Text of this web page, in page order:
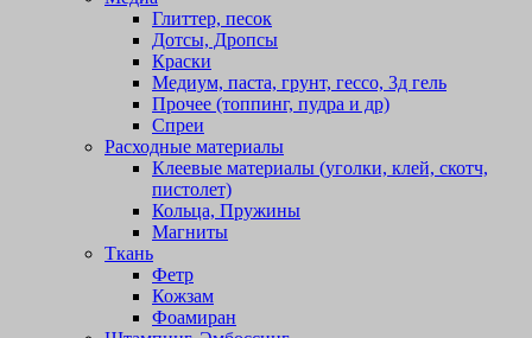
Глиттер, песок
Дотсы, Дропсы
Краски
Медиум, паста, грунт, гессо, 3д гель
Прочее (топпинг, пудра и др)
Спреи
Расходные материалы
Клеевые материалы (уголки, клей, скотч,
пистолет)
Кольца, Пружины
Магниты
Ткань
Фетр
Кожзам
Фоамиран